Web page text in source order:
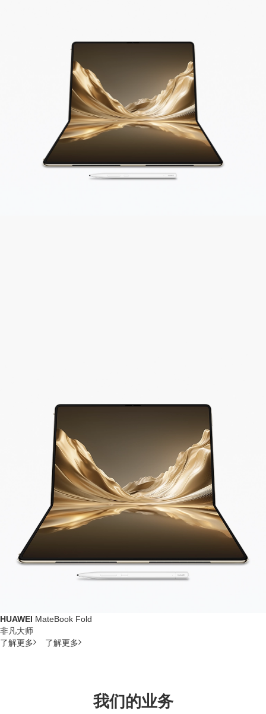
HUAWEI MateBook Fold
非凡大师
了解更多
了解更多
我们的业务